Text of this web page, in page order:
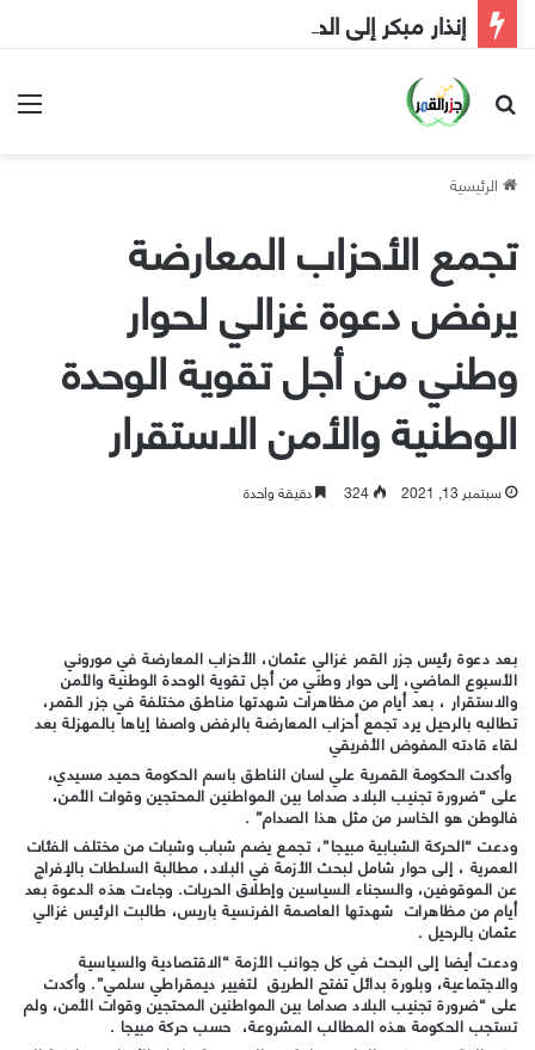
إنذار مبكر إلى الحكومة
بحث عن
الرئيسية
تجمع الأحزاب المعارضة
يرفض دعوة غزالي لحوار
وطني من أجل تقوية الوحدة
الوطنية والأمن الاستقرار
سبتمبر 13, 2021 324 دقيقة واحدة
بعد دعوة رئيس جزر القمر غزالي عثمان، الأحزاب المعارضة في موروني
الأسبوع الماضي، إلى حوار وطني من أجل تقوية الوحدة الوطنية والأمن
والاستقرار ، بعد أيام من مظاهرات شهدتها مناطق مختلفة في جزر القمر،
تطالبه بالرحيل يرد تجمع أحزاب المعارضة بالرفض واصفا إياها بالمهزلة بعد
لقاء قادته المفوض الأفريقي
وأكدت الحكومة القمرية علي لسان الناطق باسم الحكومة حميد مسيدي،
على “ضرورة تجنيب البلاد صداما بين المواطنين المحتجين وقوات الأمن،
فالوطن هو الخاسر من مثل هذا الصدام” .
ودعت “الحركة الشبابية مبيجا”، تجمع يضم شباب وشبات من مختلف الفئات
العمرية ، إلى حوار شامل لبحث الأزمة في البلاد، مطالبة السلطات بالإفراج
عن الموقوفين، والسجناء السياسين وإطلاق الحريات. وجاءت هذه الدعوة بعد
أيام من مظاهرات شهدتها العاصمة الفرنسية باريس، طالبت الرئيس غزالي
عثمان بالرحيل .
ودعت أيضا إلى البحث في كل جوانب الأزمة “الاقتصادية والسياسية
والاجتماعية، وبلورة بدائل تفتح الطريق لتغيير ديمقراطي سلمي”. وأكدت
على “ضرورة تجنيب البلاد صداما بين المواطنين المحتجين وقوات الأمن، ولم
تستجب الحكومة هذه المطالب المشروعة، حسب حركة مبيجا .